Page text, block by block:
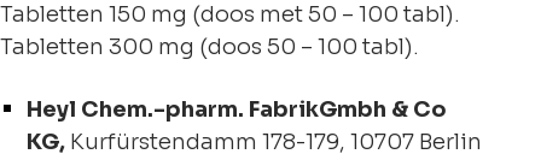
Tabletten 150 mg (doos met 50 – 100 tabl).
Tabletten 300 mg (doos 50 – 100 tabl).
Heyl Chem.-pharm. FabrikGmbh & Co
KG, Kurfürstendamm 178-179, 10707 Berlin